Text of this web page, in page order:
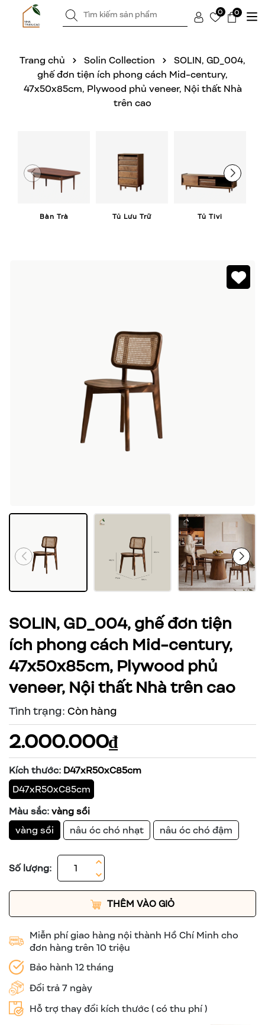
0 0
Trang chủ Solin Collection
SOLIN, GD_004,
ghế đơn tiện ích phong cách Mid-century,
47x50x85cm, Plywood phủ veneer, Nội thất Nhà
trên cao
Bàn Trà Tủ Lưu Trữ Tủ Tivi
SOLIN, GD_004, ghế đơn tiện
ích phong cách Mid-century,
47x50x85cm, Plywood phủ
veneer, Nội thất Nhà trên cao
Tình trạng: Còn hàng
2.000.000₫
Kích thước: D47xR50xC85cm
D47xR50xC85cm
Màu sắc: vàng sồi
vàng sồi
nâu óc chó nhạt nâu óc chó đậm
Số lượng:
THÊM VÀO GIỎ
Miễn phí giao hàng nội thành Hồ Chí Minh cho
đơn hàng trên 10 triệu
Bảo hành 12 tháng
Đổi trả 7 ngày
Hỗ trợ thay đổi kích thước ( có thu phí )